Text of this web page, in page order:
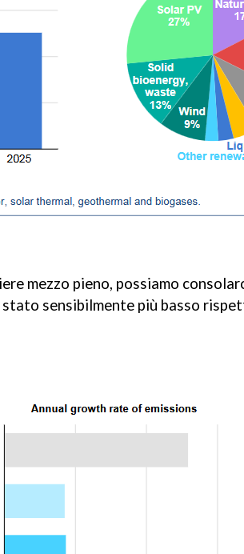
mezzo pieno, possiamo
sensibilmente più basso